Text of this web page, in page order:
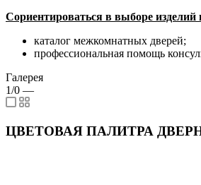
Сориентироваться в выборе изделий
каталог межкомнатных дверей;
профессиональная помощь
Галерея
1/0 —
ЦВЕТОВАЯ ПАЛИТРА